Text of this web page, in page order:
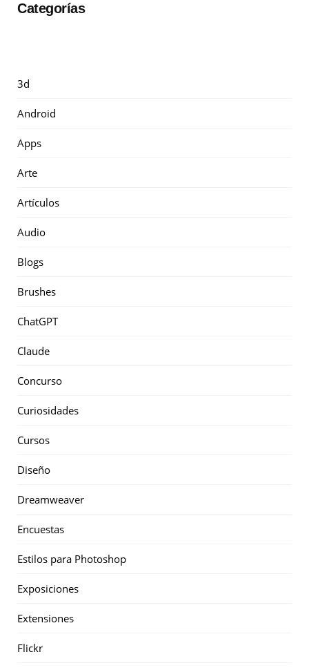
Categorías
3d
Android
Apps
Arte
Artículos
Audio
Blogs
Brushes
ChatGPT
Claude
Concurso
Curiosidades
Cursos
Diseño
Dreamweaver
Encuestas
Estilos para Photoshop
Exposiciones
Extensiones
Flickr